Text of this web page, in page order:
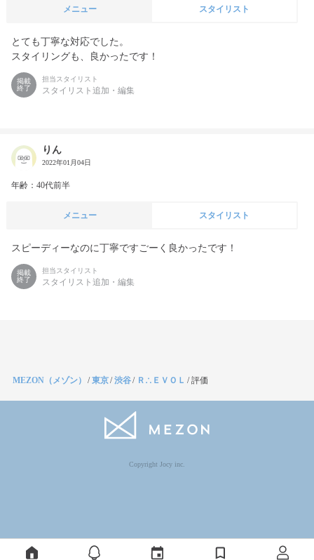
メニュー スタイリスト
とても丁寧な対応でした。
スタイリングも、良かったです！
掲載
終了
担当スタイリスト
スタイリスト追加・編集
りん
2022年01月04日
年齢：40代前半
メニュー スタイリスト
スピーディーなのに丁寧ですごーく良かったです！
掲載
終了
担当スタイリスト
スタイリスト追加・編集
MEZON（メゾン） /東京/渋谷/ Ｒ∴ＥＶＯＬ /評価
Copyright Jocy inc.